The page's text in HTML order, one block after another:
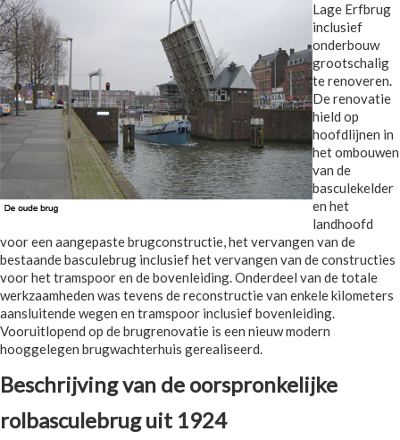
Lage Erfbrug
inclusief
onderbouw
grootschalig
te renoveren.
De renovatie
hield op
hoofdlijnen in
het ombouwen
van de
basculekelder
en het
landhoofd
voor een aangepaste brugconstructie, het vervangen van de
bestaande basculebrug inclusief het vervangen van de constructies
voor het tramspoor en de bovenleiding. Onderdeel van de totale
werkzaamheden was tevens de reconstructie van enkele kilometers
aansluitende wegen en tramspoor inclusief bovenleiding.
Vooruitlopend op de brugrenovatie is een nieuw modern
hooggelegen brugwachterhuis gerealiseerd.
Beschrijving van de oorspronkelijke
rolbasculebrug uit 1924